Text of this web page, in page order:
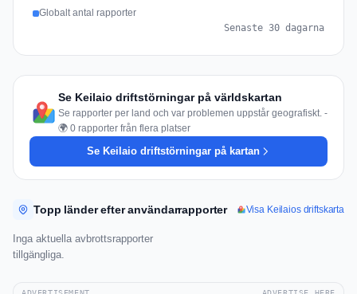
Globalt antal rapporter
Senaste 30 dagarna
Se Keilaio driftstörningar på världskartan
Se rapporter per land och var problemen uppstår geografiskt. -
🌍 0 rapporter från flera platser
Se Keilaio driftstörningar på kartan
Topp länder efter användarrapporter Visa Keilaios driftskarta
Inga aktuella avbrottsrapporter
tillgängliga.